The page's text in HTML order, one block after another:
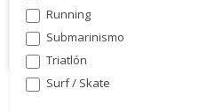
Running
Submarinismo
Triatlón
Surf / Skate